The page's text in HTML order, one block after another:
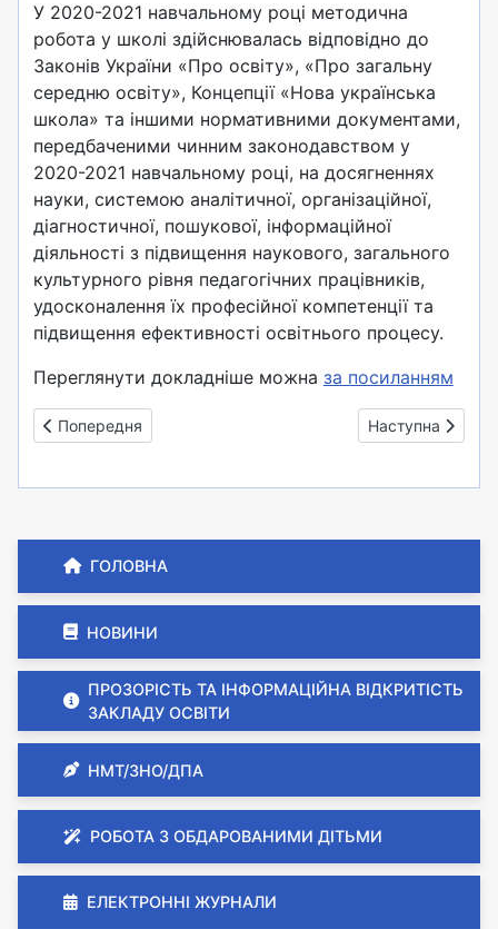
ГОЛОВНА
НОВИНИ
ПРОЗОРІСТЬ ТА ІНФОРМАЦІЙНА ВІДКРИТІСТЬ
ЗАКЛАДУ ОСВІТИ
НМТ/ЗНО/ДПА
РОБОТА З ОБДАРОВАНИМИ ДІТЬМИ
ЕЛЕКТРОННІ ЖУРНАЛИ
У 2020-2021 навчальному році методична
робота у школі здійснювалась відповідно до
Законів України «Про освіту», «Про загальну
середню освіту», Концепції «Нова українська
школа» та іншими нормативними документами,
передбаченими чинним законодавством у
2020-2021 навчальному році, на досягненнях
науки, системою аналітичної, організаційної,
діагностичної, пошукової, інформаційної
діяльності з підвищення наукового, загального
культурного рівня педагогічних працівників,
удосконалення їх професійної компетенції та
підвищення ефективності освітнього процесу.
Переглянути докладніше можна за посиланням
Попередня стаття: Методична проблема школи
Попередня Наступна
Наступна